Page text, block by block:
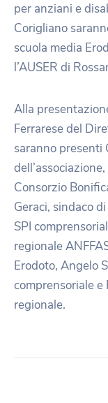
per anziani e
Corigliano
scuola media
l’AUSER di
Alla
Ferrarese del
saranno presenti
Consorzio
Geraci, sindaco
SPI
regionale
Erodoto, Angelo
comprensoriale e
regionale.